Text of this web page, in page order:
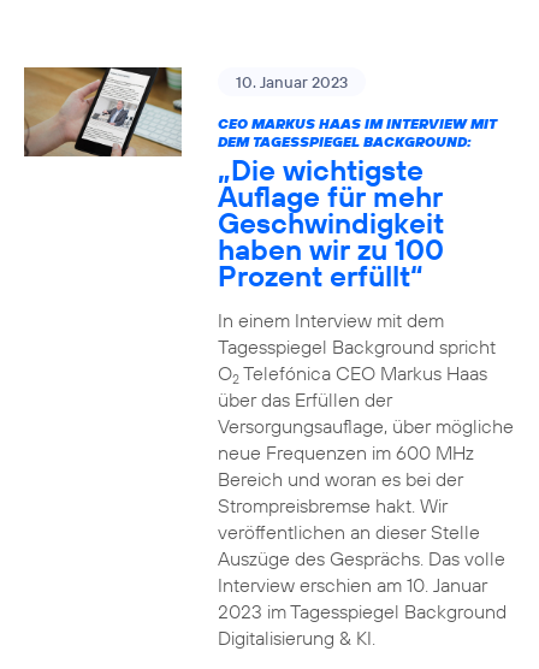
10. Januar 2023
CEO MARKUS HAAS IM INTERVIEW MIT
DEM TAGESSPIEGEL BACKGROUND:
„Die wichtigste
Auflage für mehr
Geschwindigkeit
haben wir zu 100
Prozent erfüllt“
In einem Interview mit dem
Tagesspiegel Background spricht
O2Telefónica CEO Markus Haas
über das Erfüllen der
Versorgungsauflage, über mögliche
neue Frequenzen im 600 MHz
Bereich und woran es bei der
Strompreisbremse hakt. Wir
veröffentlichen an dieser Stelle
Auszüge des Gesprächs. Das volle
Interview erschien am 10. Januar
2023 im Tagesspiegel Background
Digitalisierung & KI.